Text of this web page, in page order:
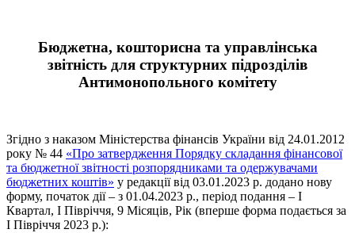
Бюджетна, кошторисна та управлінська
звітність для структурних підрозділів
Антимонопольного комітету
Згідно з наказом Міністерства фінансів України від 24.01.2012
року № 44 «Про затвердження Порядку складання фінансової
та бюджетної звітності розпорядниками та одержувачами
бюджетних коштів» у редакції від 03.01.2023 р. додано нову
форму, початок дії – з 01.04.2023 р., період подання – I
Квартал, I Півріччя, 9 Місяців, Рік (вперше форма подається за
І Півріччя 2023 р.):